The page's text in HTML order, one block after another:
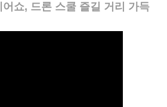
쇼, 드론 스쿨 즐길 거리 가득